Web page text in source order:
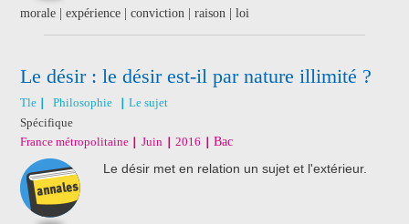
morale | expérience | conviction | raison | loi
Le désir : le désir est-il par nature illimité ?
Tle Philosophie
Le sujet
Spécifique
France métropolitaine
Juin 2016 Bac
Le désir met en relation un sujet et l'extérieur.